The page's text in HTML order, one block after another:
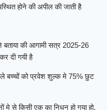
होने की अपील की जाती है
बताया की आगामी सत्र 2025-26
दी गयी है
बच्चों को प्रवेश शुल्क मे 75% छुट
मे से किसी एक का निधन हो गया हो,